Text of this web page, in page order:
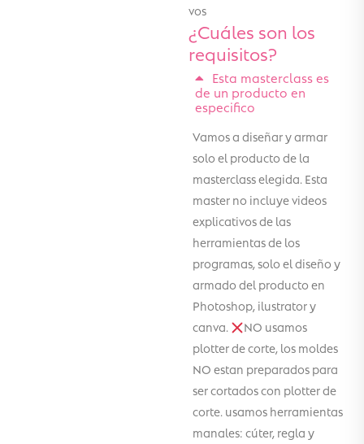
vos
¿Cuáles son los
requisitos?
Esta masterclass es
de un producto en
especifico
Vamos a diseñar y armar
solo el producto de la
masterclass elegida. Esta
master no incluye videos
explicativos de las
herramientas de los
programas, solo el diseño y
armado del producto en
Photoshop, ilustrator y
canva.
NO usamos
plotter de corte, los moldes
NO estan preparados para
ser cortados con plotter de
corte. usamos herramientas
manales: cúter, regla y